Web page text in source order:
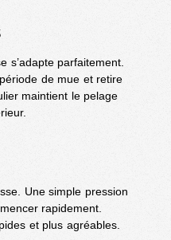
s’adapte parfaitement.
de mue et retire
maintient le pelage
Une simple pression
rapidement.
et plus agréables.